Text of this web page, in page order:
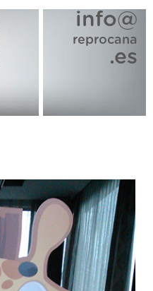
info@
reprocana
.es